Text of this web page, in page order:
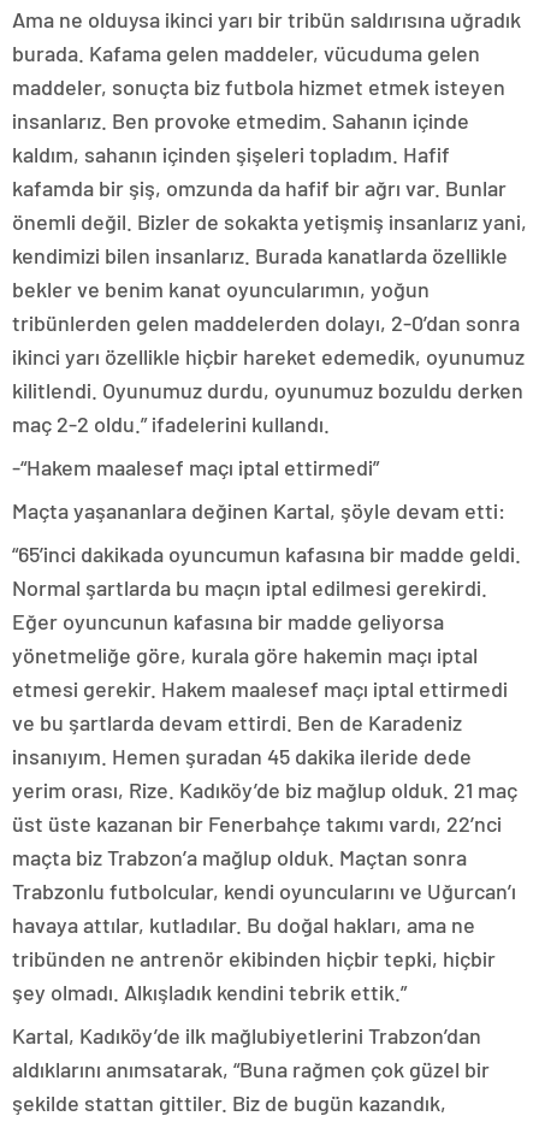
Ama ne olduysa ikinci yarı bir tribün saldırısına uğradık
burada. Kafama gelen maddeler, vücuduma gelen
maddeler, sonuçta biz futbola hizmet etmek isteyen
insanlarız. Ben provoke etmedim. Sahanın içinde
kaldım, sahanın içinden şişeleri topladım. Hafif
kafamda bir şiş, omzunda da hafif bir ağrı var. Bunlar
önemli değil. Bizler de sokakta yetişmiş insanlarız yani,
kendimizi bilen insanlarız. Burada kanatlarda özellikle
bekler ve benim kanat oyuncularımın, yoğun
tribünlerden gelen maddelerden dolayı, 2-0’dan sonra
ikinci yarı özellikle hiçbir hareket edemedik, oyunumuz
kilitlendi. Oyunumuz durdu, oyunumuz bozuldu derken
maç 2-2 oldu.” ifadelerini kullandı.
-“Hakem maalesef maçı iptal ettirmedi”
Maçta yaşananlara değinen Kartal, şöyle devam etti:
“65’inci dakikada oyuncumun kafasına bir madde geldi.
Normal şartlarda bu maçın iptal edilmesi gerekirdi.
Eğer oyuncunun kafasına bir madde geliyorsa
yönetmeliğe göre, kurala göre hakemin maçı iptal
etmesi gerekir. Hakem maalesef maçı iptal ettirmedi
ve bu şartlarda devam ettirdi. Ben de Karadeniz
insanıyım. Hemen şuradan 45 dakika ileride dede
yerim orası, Rize. Kadıköy’de biz mağlup olduk. 21 maç
üst üste kazanan bir Fenerbahçe takımı vardı, 22’nci
maçta biz Trabzon’a mağlup olduk. Maçtan sonra
Trabzonlu futbolcular, kendi oyuncularını ve Uğurcan’ı
havaya attılar, kutladılar. Bu doğal hakları, ama ne
tribünden ne antrenör ekibinden hiçbir tepki, hiçbir
şey olmadı. Alkışladık kendini tebrik ettik.”
Kartal, Kadıköy’de ilk mağlubiyetlerini Trabzon’dan
aldıklarını anımsatarak, “Buna rağmen çok güzel bir
şekilde stattan gittiler. Biz de bugün kazandık,